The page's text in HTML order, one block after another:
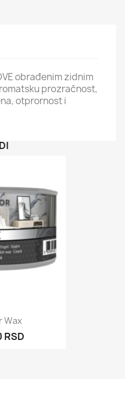
obrađenim zidnim
prozračnost,
otprornost i
Wax